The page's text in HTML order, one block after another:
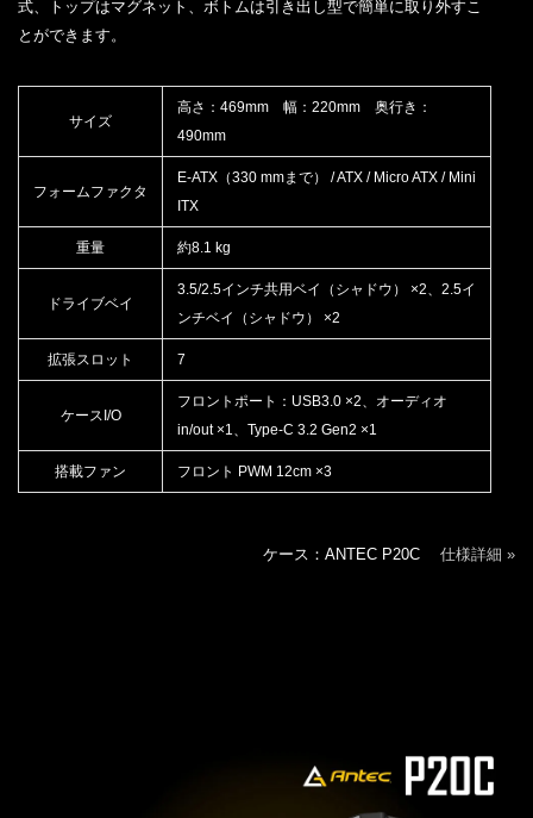
式、トップはマグネット、ボトムは引き出し型で簡単に取り外すこ
とができます。
サイズ
高さ：469mm 幅：220mm 奥行き：
490mm
フォームファクタ
E-ATX（330 mmまで） / ATX / Micro ATX / Mini
ITX
重量 約8.1 kg
ドライブベイ
3.5/2.5インチ共用ベイ（シャドウ） ×2、2.5イ
ンチベイ（シャドウ） ×2
拡張スロット 7
ケースI/O
フロントポート：USB3.0 ×2、オーディオ
in/out ×1、Type-C 3.2 Gen2 ×1
搭載ファン フロント PWM 12cm ×3
ケース：ANTEC P20C 仕様詳細 »